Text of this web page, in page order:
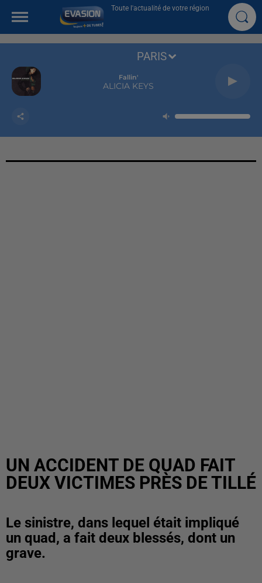
Toute l'actualité de votre région
Fallin'
ALICIA KEYS
PARIS
UN ACCIDENT DE QUAD FAIT
DEUX VICTIMES PRÈS DE TILLÉ
Le sinistre, dans lequel était impliqué
un quad, a fait deux blessés, dont un
grave.